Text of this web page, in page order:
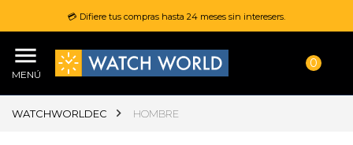
💳 Difiere tus compras hasta 24 meses sin interesers.
MENÚ
0
WATCHWORLDEC HOMBRE